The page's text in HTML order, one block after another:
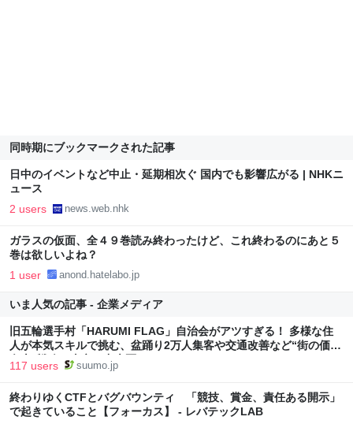
同時期にブックマークされた記事
日中のイベントなど中止・延期相次ぐ 国内でも影響広がる | NHKニ
ュース
2 users news.web.nhk
ガラスの仮面、全４９巻読み終わったけど、これ終わるのにあと５
巻は欲しいよね？
1 user anond.hatelabo.jp
いま人気の記事 - 企業メディア
旧五輪選手村「HARUMI FLAG」自治会がアツすぎる！ 多様な住
人が本気スキルで挑む、盆踊り2万人集客や交通改善など“街の価値
向上”戦略 東京・中央区
117 users suumo.jp
終わりゆくCTFとバグバウンティ 「競技、賞金、責任ある開示」
で起きていること【フォーカス】 - レバテックLAB